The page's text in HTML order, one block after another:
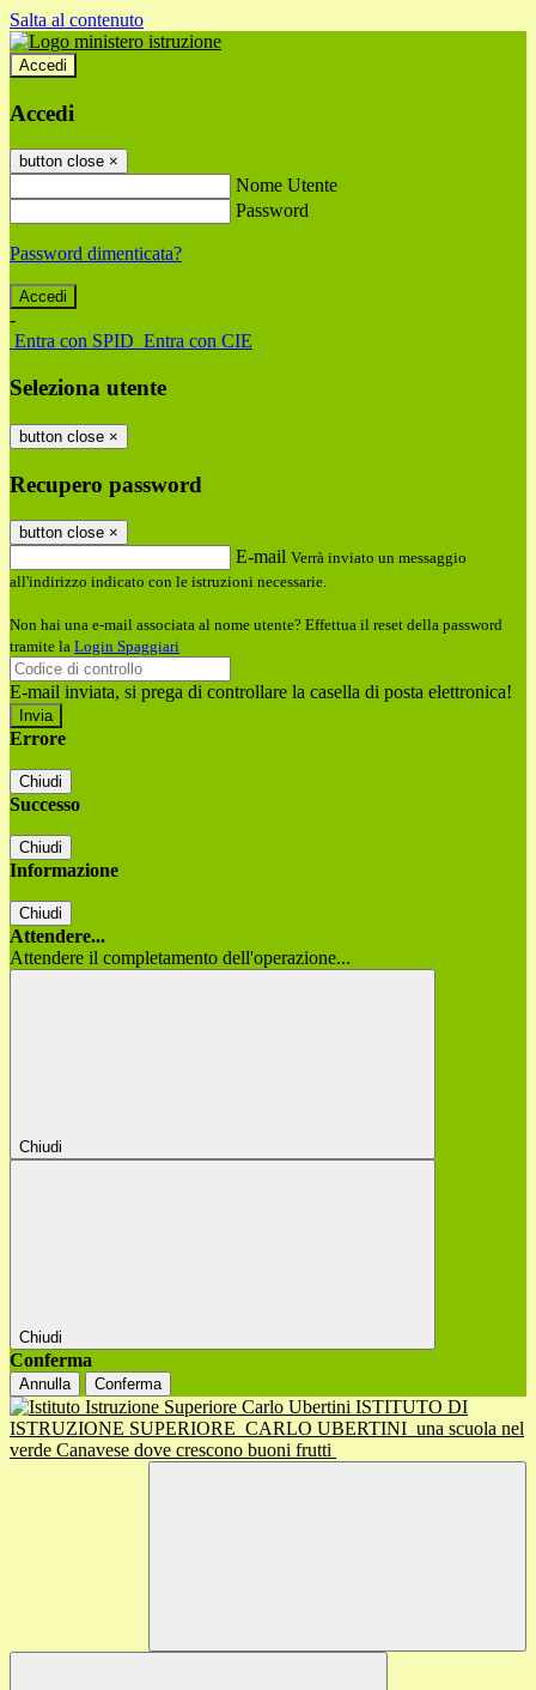
Salta al contenuto
Accedi
Accedi
button close ×
Nome Utente
Password
Password dimenticata?
-
Entra con SPID Entra con CIE
Seleziona utente
button close ×
Recupero password
button close ×
E-mail Verrà inviato un messaggio
all'indirizzo indicato con le istruzioni necessarie.
Non hai una e-mail associata al nome utente? Effettua il reset della password
tramite la Login Spaggiari
E-mail inviata, si prega di controllare la casella di posta elettronica!
Errore
Chiudi
Successo
Chiudi
Informazione
Chiudi
Attendere...
Attendere il completamento dell'operazione...
Chiudi
Chiudi
Conferma
Annulla Conferma
ISTITUTO DI
ISTRUZIONE SUPERIORE CARLO UBERTINI una scuola nel
verde Canavese dove crescono buoni frutti